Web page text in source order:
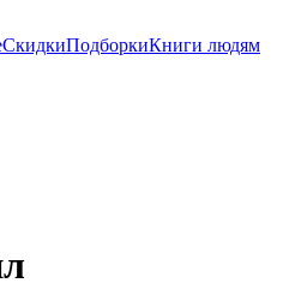
СкидкиПодборкиКниги людям